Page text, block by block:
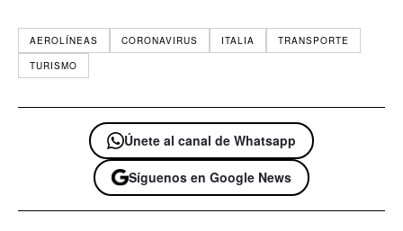
AEROLÍNEAS CORONAVIRUS ITALIA
TRANSPORTE
TURISMO
Únete al canal de Whatsapp
Síguenos en Google News